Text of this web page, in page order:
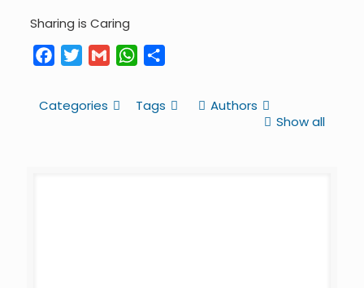
Sharing is Caring
FacebookTwitterGmail WhatsApp
Categories Tags
Authors
Show all